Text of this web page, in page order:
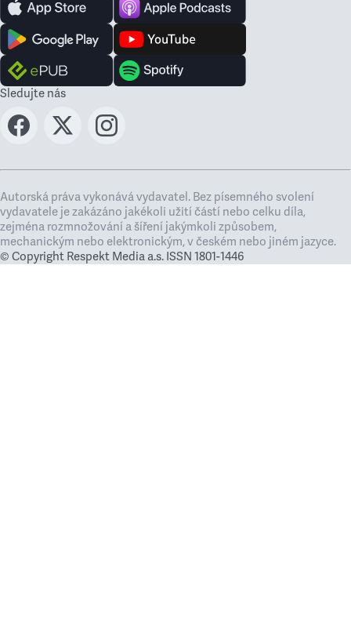
Sledujte nás
Autorská práva vykonává vydavatel. Bez písemného svolení
vydavatele je zakázáno jakékoli užití částí nebo celku díla,
zejména rozmnožování a šíření jakýmkoli způsobem,
mechanickým nebo elektronickým, v českém nebo jiném jazyce.
© Copyright Respekt Media a.s. ISSN 1801-1446